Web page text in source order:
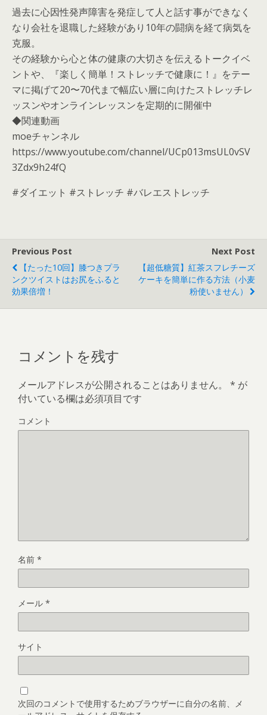
過去に心因性発声障害を発症して人と話す事ができなく
なり会社を退職した経験があり10年の闘病を経て病気を
克服。
その経験から心と体の健康の大切さを伝えるトークイベ
ントや、『楽しく簡単！ストレッチで健康に！』をテー
マに掲げて20〜70代まで幅広い層に向けたストレッチレ
ッスンやオンラインレッスンを定期的に開催中
◆関連動画
moeチャンネル
https://www.youtube.com/channel/UCp013msUL0vSV
3Zdx9h24fQ
#ダイエット #ストレッチ #バレエストレッチ
Previous Post
【たった10回】膝つきプラ
ンクツイストはお尻をふると
効果倍増！
Next Post
【超低糖質】紅茶スフレチーズ
ケーキを簡単に作る方法（小麦
粉使いません）
コメントを残す
メールアドレスが公開されることはありません。 * が
付いている欄は必須項目です
コメント
名前 *
メール *
サイト
次回のコメントで使用するためブラウザーに自分の名前、メ